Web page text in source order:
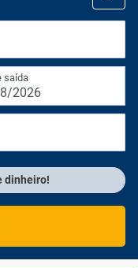
saída
2026
dinheiro!